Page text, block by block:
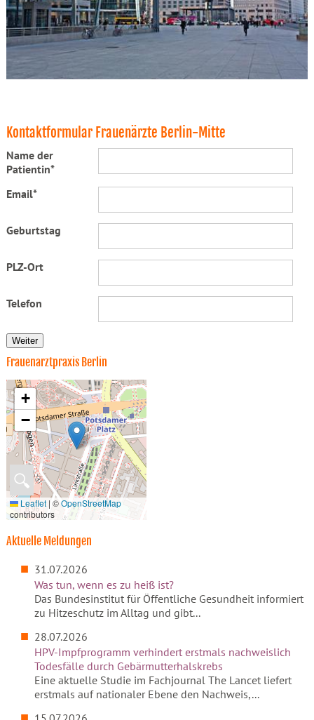
Kontaktformular Frauenärzte Berlin-Mitte
Name der
Patientin*
Email*
Geburtstag
PLZ-Ort
Telefon
Weiter
Frauenarztpraxis Berlin
🔍
+
−
Leaflet | ©OpenStreetMap
contributors
Aktuelle Meldungen
31.07.2026
Was tun, wenn es zu heiß ist?
Das Bundesinstitut für Öffentliche Gesundheit informiert
zu Hitzeschutz im Alltag und gibt...
28.07.2026
HPV-Impfprogramm verhindert erstmals nachweislich
Todesfälle durch Gebärmutterhalskrebs
Eine aktuelle Studie im Fachjournal The Lancet liefert
erstmals auf nationaler Ebene den Nachweis,...